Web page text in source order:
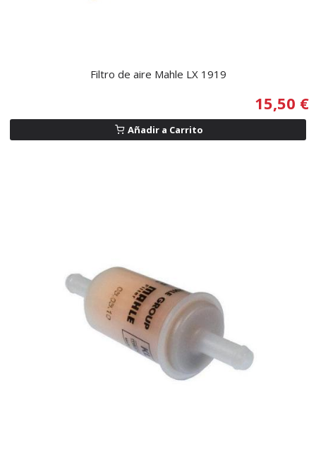
Filtro de aire Mahle LX 1919
15,50 €
Añadir a Carrito